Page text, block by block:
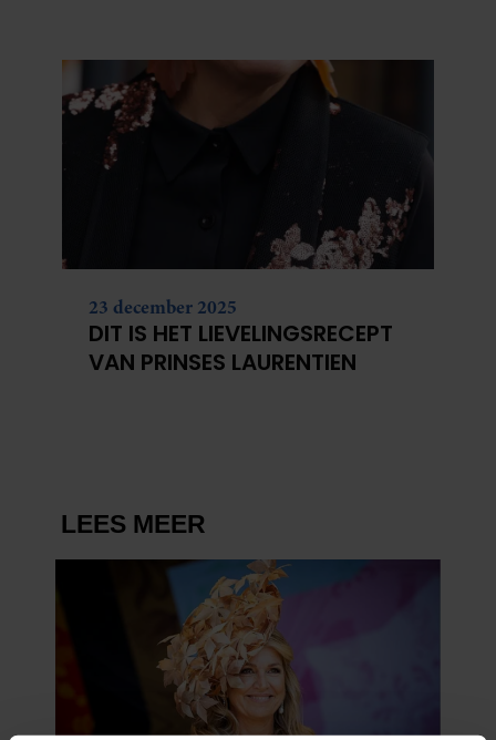
23 december 2025
DIT IS HET LIEVELINGSRECEPT
VAN PRINSES LAURENTIEN